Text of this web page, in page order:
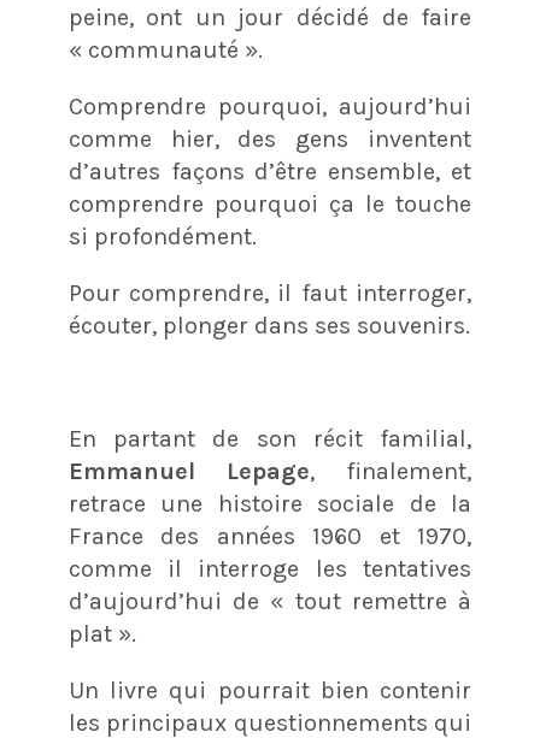
peine, ont un jour décidé de faire
« communauté ».
Comprendre pourquoi, aujourd’hui
comme hier, des gens inventent
d’autres façons d’être ensemble, et
comprendre pourquoi ça le touche
si profondément.
Pour comprendre, il faut interroger,
écouter, plonger dans ses souvenirs.
En partant de son récit familial,
Emmanuel Lepage, finalement,
retrace une histoire sociale de la
France des années 1960 et 1970,
comme il interroge les tentatives
d’aujourd’hui de « tout remettre à
plat ».
Un livre qui pourrait bien contenir
les principaux questionnements qui